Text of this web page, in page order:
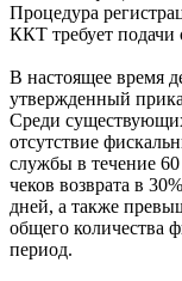
Процедура
ККТ требует
В настоящее время
утвержденный
Среди
отсутствие
службы в течение
чеков возврата в
дней, а также
общего количества
период.